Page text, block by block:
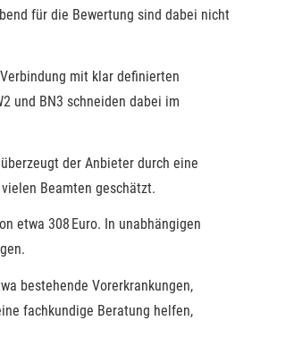
für die Bewertung sind dabei nicht
mit klar definierten
und BN3 schneiden dabei im
der Anbieter durch eine
Beamten geschätzt.
etwa 308 Euro. In unabhängigen
bestehende Vorerkrankungen,
fachkundige Beratung helfen,